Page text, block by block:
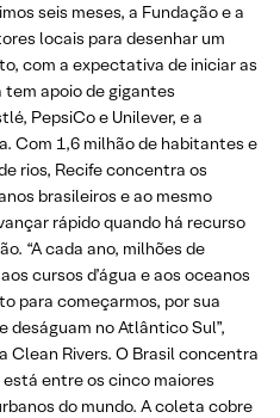
seis meses, a Fundação e a
locais para desenhar um
com a expectativa de iniciar as
apoio de gigantes
PepsiCo e Unilever, e a
Com 1,6 milhão de habitantes e
rios, Recife concentra os
brasileiros e ao mesmo
rápido quando há recurso
“A cada ano, milhões de
cursos d’água e aos oceanos
para começarmos, por sua
deságuam no Atlântico Sul”,
Clean Rivers. O Brasil concentra
entre os cinco maiores
do mundo. A coleta cobre